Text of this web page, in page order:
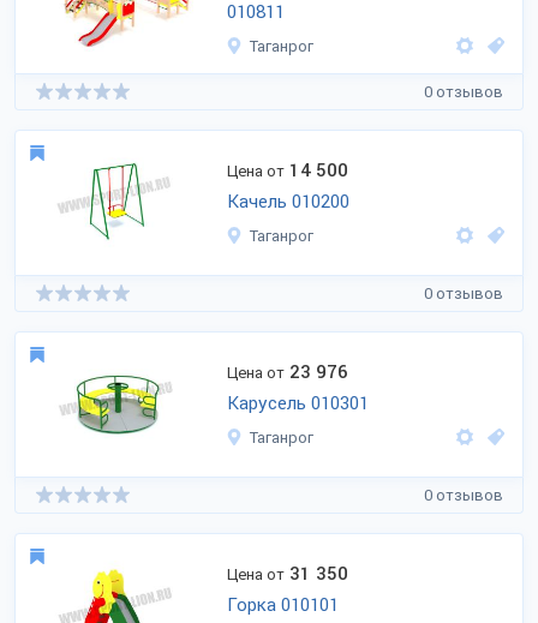
010811
Таганрог
0 отзывов
Цена от 14 500
Качель 010200
Таганрог
0 отзывов
Цена от 23 976
Карусель 010301
Таганрог
0 отзывов
Цена от 31 350
Горка 010101